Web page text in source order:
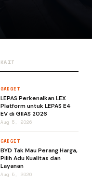
GADGET
LEPAS Perkenalkan LEX
Platform untuk LEPAS E4
EV di GIIAS 2026
Aug 5, 2026
GADGET
BYD Tak Mau Perang Harga,
Pilih Adu Kualitas dan
Layanan
Aug 5, 2026